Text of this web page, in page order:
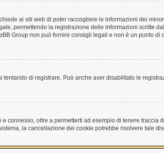
ai siti web di poter raccogliere le informazioni dei
permettendo la registrazione delle informazioni scritte
Group non può fornire consigli legali e non è un punto di
di registrare. Può anche aver disabilitato le
connesso, oltre a permetterti ad esempio di tenere traccia
la cancellazione dei cookie potrebbe risolvere tale